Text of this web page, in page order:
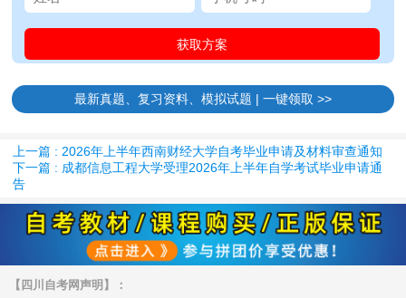
最新真题、复习资料、模拟试题 | 一键领取 >>
上一篇 : 2026年上半年西南财经大学自考毕业申请及材料审查通知
下一篇 : 成都信息工程大学受理2026年上半年自学考试毕业申请通
告
【四川自考网声明】：